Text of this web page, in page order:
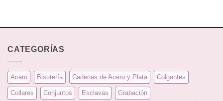
CATEGORÍAS
Acero Bisutería Cadenas de Acero y Plata Colgantes
Collares Conjuntos Esclavas Grabación